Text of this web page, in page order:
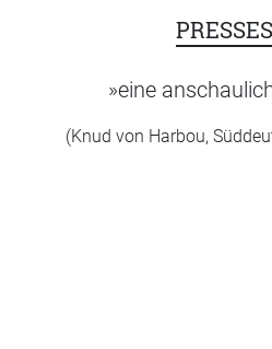
»eine
(Knud von Harbou,